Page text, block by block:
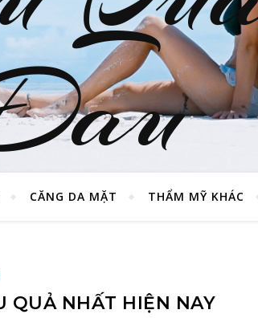
CĂNG DA MẶT THẨM MỸ KHÁC
QUẢ NHẤT HIỆN NAY